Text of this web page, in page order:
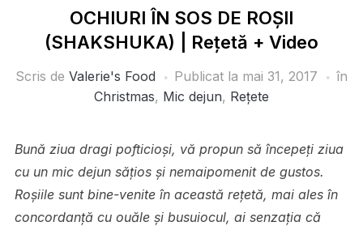
OCHIURI ÎN SOS DE ROȘII
(SHAKSHUKA) | Rețetă + Video
Scris de Valerie's Food Publicat la mai 31, 2017
în
Christmas, Mic dejun, Rețete
Bună ziua dragi pofticioși, vă propun să începeți ziua
cu un mic dejun sățios și nemaipomenit de gustos.
Roșiile sunt bine-venite în această rețetă, mai ales în
concordanță cu ouăle și busuiocul, ai senzația că